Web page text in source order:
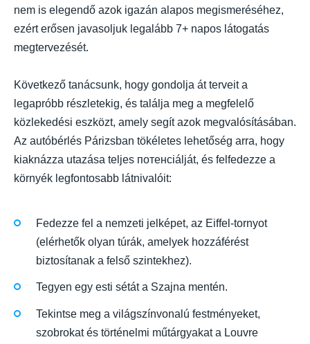
nem is elegendő azok igazán alapos megismeréséhez,
ezért erősen javasoljuk legalább 7+ napos látogatás
megtervezését.
Következő tanácsunk, hogy gondolja át terveit a
legapróbb részletekig, és találja meg a megfelelő
közlekedési eszközt, amely segít azok megvalósításában.
Az autóbérlés Párizsban tökéletes lehetőség arra, hogy
kiaknázza utazása teljes потенciálját, és felfedezze a
környék legfontosabb látnivalóit:
Fedezze fel a nemzeti jelképet, az Eiffel-tornyot
(elérhetők olyan túrák, amelyek hozzáférést
biztosítanak a felső szintekhez).
Tegyen egy esti sétát a Szajna mentén.
Tekintse meg a világszínvonalú festményeket,
szobrokat és történelmi műtárgyakat a Louvre